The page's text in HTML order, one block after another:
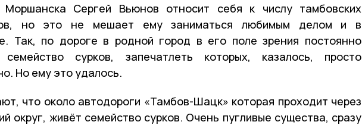
Сергей Вьюнов относит себя к числу тамбовских
но это не мешает ему заниматься любимым делом и в
Так, по дороге в родной город в его поле зрения постоянно
семейство сурков, запечатлеть которых, казалось, просто
Но ему это удалось.
что около автодороги «Тамбов-Шацк» которая проходит через
округ, живёт семейство сурков. Очень пугливые существа, сразу